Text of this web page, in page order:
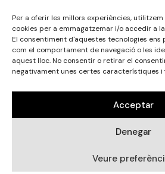
Per a oferir les millors experiències,
cookies per a emmagatzemar i/o accedir a
El consentiment d'aquestes tecnologies
com el comportament de navegació o les
aquest lloc. No consentir o retirar el
negativament unes certes característiques i
Acceptar
Denegar
Veure
FORMEM PART DE:
©Eixida del Teler SCCL 2026. Tots
Política de privadesa. Política